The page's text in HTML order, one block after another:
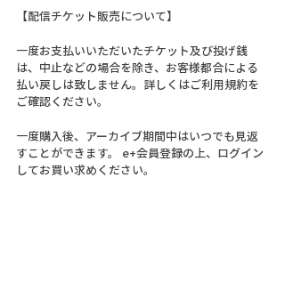
【配信チケット販売について】
一度お支払いいただいたチケット及び投げ銭
は、中止などの場合を除き、お客様都合による
払い戻しは致しません。詳しくはご利用規約を
ご確認ください。
一度購入後、アーカイブ期間中はいつでも見返
すことができます。 e+会員登録の上、ログイン
してお買い求めください。